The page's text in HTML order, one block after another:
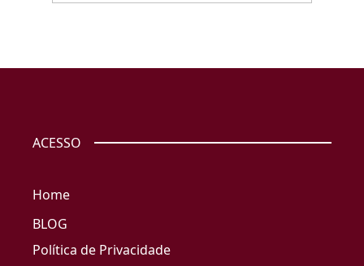
ACESSO
Home
BLOG
Política de Privacidade